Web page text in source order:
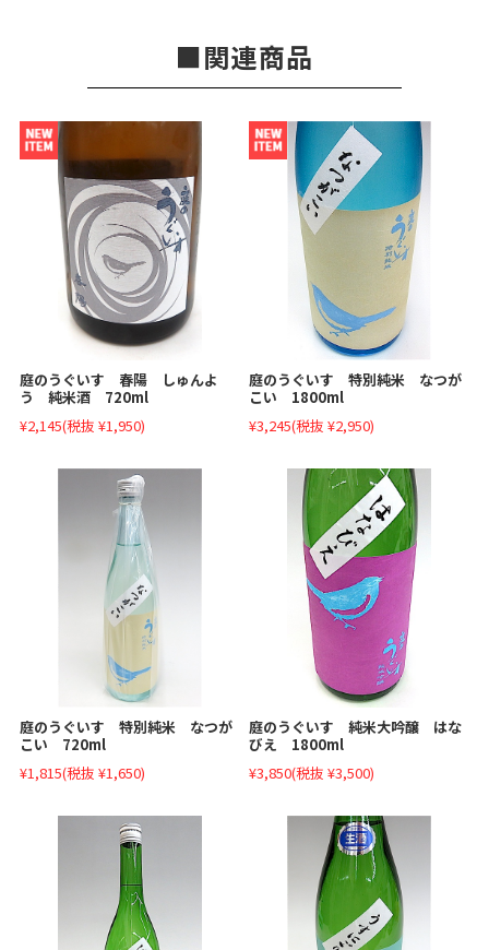
関連商品
庭のうぐいす 春陽 しゅんよ
う 純米酒 720ml
¥2,145(税抜 ¥1,950)
庭のうぐいす 特別純米 なつが
こい 1800ml
¥3,245(税抜 ¥2,950)
庭のうぐいす 特別純米 なつが
こい 720ml
¥1,815(税抜 ¥1,650)
庭のうぐいす 純米大吟醸 はな
びえ 1800ml
¥3,850(税抜 ¥3,500)